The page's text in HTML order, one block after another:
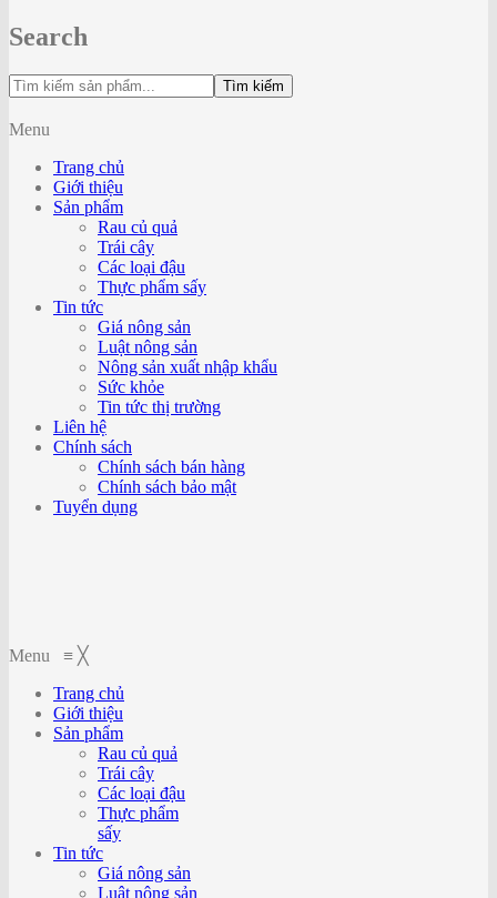
Search
Tìm kiếm
Menu
Trang chủ
Giới thiệu
Sản phẩm
Rau củ quả
Trái cây
Các loại đậu
Thực phẩm sấy
Tin tức
Giá nông sản
Luật nông sản
Nông sản xuất nhập khẩu
Sức khỏe
Tin tức thị trường
Liên hệ
Chính sách
Chính sách bán hàng
Chính sách bảo mật
Tuyển dụng
Menu ≡ ╳
Trang chủ
Giới thiệu
Sản phẩm
Rau củ quả
Trái cây
Các loại đậu
Thực phẩm
sấy
Tin tức
Giá nông sản
Luật nông sản